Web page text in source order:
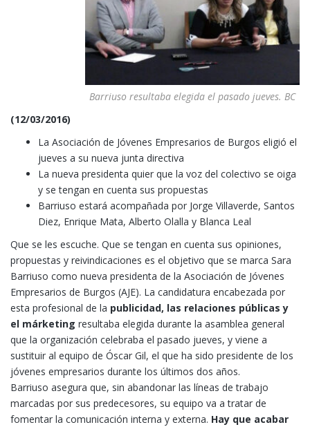
Barriuso resultaba elegida el pasado jueves. BC
(12/03/2016)
La Asociación de Jóvenes Empresarios de Burgos eligió el
jueves a su nueva junta directiva
La nueva presidenta quier que la voz del colectivo se oiga
y se tengan en cuenta sus propuestas
Barriuso estará acompañada por Jorge Villaverde, Santos
Diez, Enrique Mata, Alberto Olalla y Blanca Leal
Que se les escuche. Que se tengan en cuenta sus opiniones,
propuestas y reivindicaciones es el objetivo que se marca Sara
Barriuso como nueva presidenta de la Asociación de Jóvenes
Empresarios de Burgos (AJE). La candidatura encabezada por
esta profesional de la publicidad, las relaciones públicas y
el márketing resultaba elegida durante la asamblea general
que la organización celebraba el pasado jueves, y viene a
sustituir al equipo de Óscar Gil, el que ha sido presidente de los
jóvenes empresarios durante los últimos dos años.
Barriuso asegura que, sin abandonar las líneas de trabajo
marcadas por sus predecesores, su equipo va a tratar de
fomentar la comunicación interna y externa. Hay que acabar